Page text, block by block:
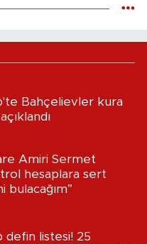
Bahçelievler kura
Amiri Sermet
trol hesaplara sert
bulacağım”
defin listesi! 25